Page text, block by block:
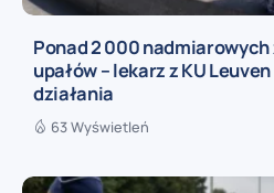
Ponad 2 000
upałów – lekarz z KU
działania
63 Wyświetleń